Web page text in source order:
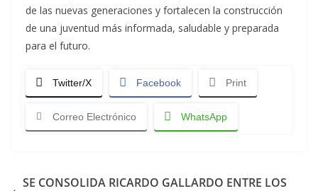
de las nuevas generaciones y fortalecen la construcción
de una juventud más informada, saludable y preparada
para el futuro.
Twitter/X Facebook Print
Correo Electrónico WhatsApp
SE CONSOLIDA RICARDO GALLARDO ENTRE LOS